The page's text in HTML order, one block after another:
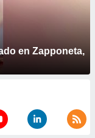
en Zapponeta,